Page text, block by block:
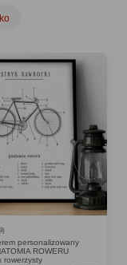
personalizowany
ROWERU
rowerzysty